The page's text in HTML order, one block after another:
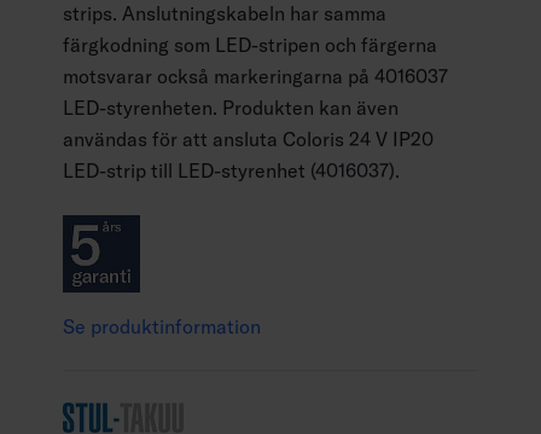
strips. Anslutningskabeln har samma
färgkodning som LED-stripen och färgerna
motsvarar också markeringarna på 4016037
LED-styrenheten. Produkten kan även
användas för att ansluta Coloris 24 V IP20
LED-strip till LED-styrenhet (4016037).
Se produktinformation